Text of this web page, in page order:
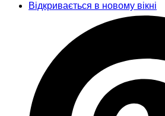
Відкривається в новому вікні